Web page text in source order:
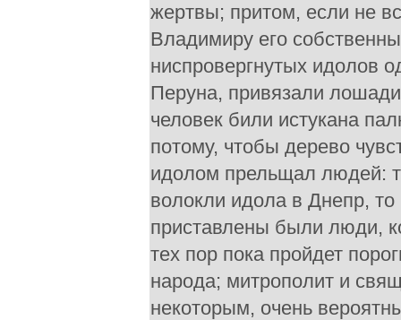
жертвы; притом, если не
Владимиру его
ниспровергнутых идолов
Перуна, привязали
человек били истукана
потому, чтобы дерево
идолом прельщал людей:
волокли идола в Днепр,
приставлены были люди,
тех пор пока пройдет
народа; митрополит и
некоторым, очень